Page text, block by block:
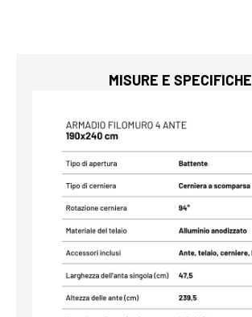
MISURE E SPECIFICHE